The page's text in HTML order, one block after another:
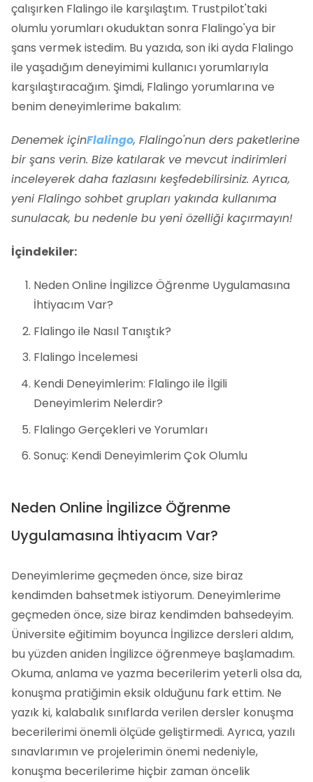
çalışırken Flalingo ile karşılaştım. Trustpilot'taki
olumlu yorumları okuduktan sonra Flalingo'ya bir
şans vermek istedim. Bu yazıda, son iki ayda Flalingo
ile yaşadığım deneyimimi kullanıcı yorumlarıyla
karşılaştıracağım. Şimdi, Flalingo yorumlarına ve
benim deneyimlerime bakalım:
Denemek içinFlalingo, Flalingo'nun ders paketlerine
bir şans verin. Bize katılarak ve mevcut indirimleri
inceleyerek daha fazlasını keşfedebilirsiniz. Ayrıca,
yeni Flalingo sohbet grupları yakında kullanıma
sunulacak, bu nedenle bu yeni özelliği kaçırmayın!
İçindekiler:
Neden Online İngilizce Öğrenme Uygulamasına
İhtiyacım Var?
Flalingo ile Nasıl Tanıştık?
Flalingo İncelemesi
Kendi Deneyimlerim: Flalingo ile İlgili
Deneyimlerim Nelerdir?
Flalingo Gerçekleri ve Yorumları
Sonuç: Kendi Deneyimlerim Çok Olumlu
Neden Online İngilizce Öğrenme
Uygulamasına İhtiyacım Var?
Deneyimlerime geçmeden önce, size biraz
kendimden bahsetmek istiyorum. Deneyimlerime
geçmeden önce, size biraz kendimden bahsedeyim.
Üniversite eğitimim boyunca İngilizce dersleri aldım,
bu yüzden aniden İngilizce öğrenmeye başlamadım.
Okuma, anlama ve yazma becerilerim yeterli olsa da,
konuşma pratiğimin eksik olduğunu fark ettim. Ne
yazık ki, kalabalık sınıflarda verilen dersler konuşma
becerilerimi önemli ölçüde geliştirmedi. Ayrıca, yazılı
sınavlarımın ve projelerimin önemi nedeniyle,
konuşma becerilerime hiçbir zaman öncelik